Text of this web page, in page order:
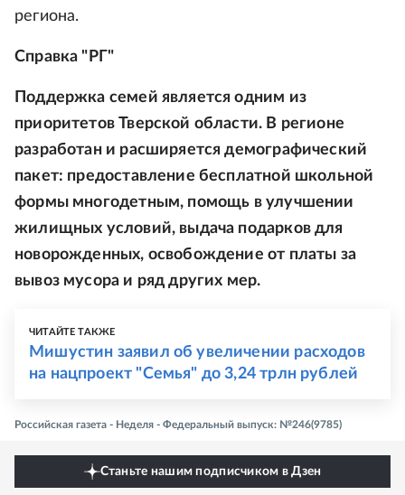
региона.
Справка "РГ"
Поддержка семей является одним из
приоритетов Тверской области. В регионе
разработан и расширяется демографический
пакет: предоставление бесплатной школьной
формы многодетным, помощь в улучшении
жилищных условий, выдача подарков для
новорожденных, освобождение от платы за
вывоз мусора и ряд других мер.
ЧИТАЙТЕ ТАКЖЕ
Мишустин заявил об увеличении расходов
на нацпроект "Семья" до 3,24 трлн рублей
Российская газета - Неделя - Федеральный выпуск: №246(9785)
Станьте нашим подписчиком в Дзен